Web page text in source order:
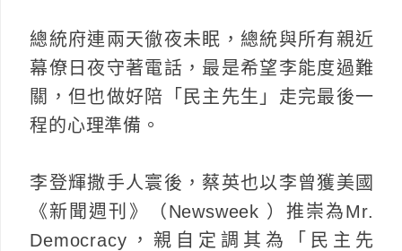
總統府連兩天徹夜未眠，總統與所有親近
幕僚日夜守著電話，最是希望李能度過難
關，但也做好陪「民主先生」走完最後一
程的心理準備。
李登輝撒手人寰後，蔡英也以李曾獲美國
《新聞週刊》（Newsweek ）推崇為Mr.
Democracy，親自定調其為「民主先